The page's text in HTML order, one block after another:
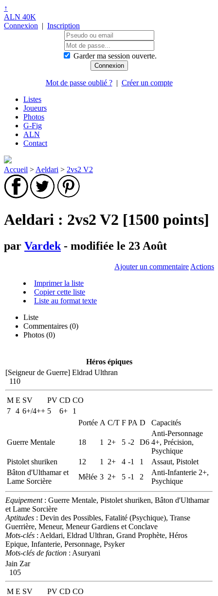
↑
ALN 40K
Connexion | Inscription
Garder ma session ouverte.
Mot de passe oublié ?| Créer un compte
Listes
Joueurs
Photos
G-Fig
ALN
Contact
Accueil > Aeldari > 2vs2 V2
Aeldari : 2vs2 V2 [1500 points]
par Vardek - modifiée le 23 Août
Ajouter un commentaire Actions
Imprimer la liste
Copier cette liste
Liste au format texte
Liste
Commentaires (0)
Photos (0)
Héros épiques
[Seigneur de Guerre] Eldrad Ulthran
110
M E SV PV CD CO
7 4 6+/4++ 5 6+
1
Portée A C/T F PA D Capacités
Guerre Mentale 18 1 2+ 5 -2 D6
Anti-Personnage
4+, Précision,
Psychique
Pistolet shuriken
12 1 2+ 4 -1 1
Assaut, Pistolet
Bâton d'Ulthamar et
Lame Sorcière
Mêlée 3 2+ 5 -1 2
Anti-Infanterie 2+,
Psychique
Equipement: Guerre Mentale, Pistolet shuriken, Bâton d'Ulthamar
et Lame Sorcière
Aptitudes : Devin des Possibles, Fatalité (Psychique), Transe
Guerrière, Meneur, Meneur Gardiens et Conclave
Mots-clés : Aeldari, Eldrad Ulthran, Grand Prophète, Héros
Epique, Infanterie, Personnage, Psyker
Mots-clés de faction : Asuryani
Jain Zar
105
M E SV PV CD CO